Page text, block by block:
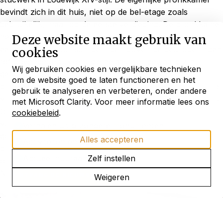
Deze website maakt gebruik van
cookies
Wij gebruiken cookies en vergelijkbare technieken
om de website goed te laten functioneren en het
gebruik te analyseren en verbeteren, onder andere
met Microsoft Clarity. Voor meer informatie lees ons
cookiebeleid.
Alles accepteren
Weigeren
Zelf instellen
bevindt zich in dit huis, niet op de bel-etage zoals
gebruikelijk, maar op de eerste verdieping. De pronkkamer
heeft een omgaande lambrisering, getimmerde wand en
een omlijsting voor schilderingen boven de deuropeningen
gebleven. De plafondschildering is wel bewaard. Het
plafond is in de hoeken gedecoreerd met stucwerk dat de
vier seizoenen verbeeld door gevleugelde kinderfiguurtjes
(putti). Op de schildering in het midden is Flora, de godin
geschilderd door Jurrian Buttner (die ook de
plafondschildering inHuis Bartolottiheeft gemaakt) in
olieverf op stuc. Deze combinatie is ongebruikelijk: in
Nederland zijn er maar drie bewaard gebleven.
Blijf ontdekken
met onze maandelijksenieuwsbrief
Activiteiten en openstellingen
Actueel huuraanbod
ONTVANG DE NIEUWSBRIEF